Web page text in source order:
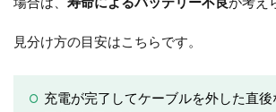
場合は、 寿命によるバッテリー不良 が考え
見分け方の目安はこちらです。
充電が完了してケーブルを外した直後